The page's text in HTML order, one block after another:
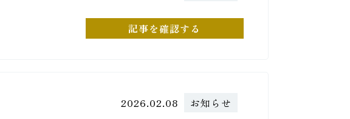
記事を確認する
2026.02.08 お知らせ